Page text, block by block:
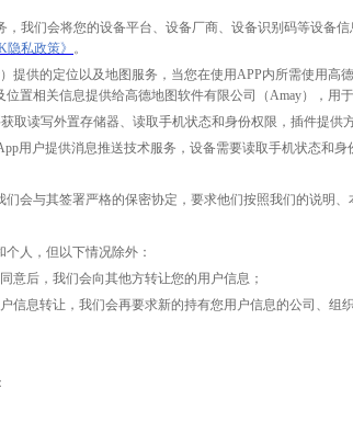
我们会将您的设备平台、设备厂商、设备识别码等设备
隐私政策》 。
提供的定位以及地图服务，当您在使用APP内所需使用
置相关信息提供给高德地图软件有限公司（Amay），用
取读写外置存储器、读取手机状态和身份权限，插件提供
用户提供消息推送技术服务，设备需要读取手机状态和身
会与其签署严格的保密协定，要求他们按照我们的说明
人，但以下情况除外：
意后，我们会向其他方转让您的用户信息；
信息转让，我们会再要求新的持有您用户信息的公司、组